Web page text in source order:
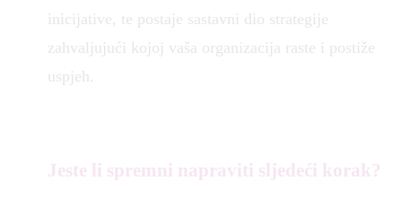
inicijative, te postaje sastavni dio strategije
zahvaljujući kojoj vaša organizacija raste i postiže
uspjeh.
Jeste li spremni napraviti sljedeći korak?